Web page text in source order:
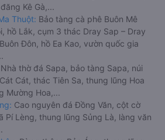
Kê Gà,...
Thuột: Bảo tàng cà phê Buôn Mê
hồ Lắk, cụm 3 thác Dray Sap – Dray
Đôn, hồ Ea Kao, vườn quốc gia
Nhà thờ đá Sapa, bảo tàng Sapa, núi
Cát, thác Tiên Sa, thung lũng Hoa
Mường Hoa,...
Cao nguyên đá Đồng Văn, cột cờ
Pí Lèng, thung lũng Sủng Là, làng văn